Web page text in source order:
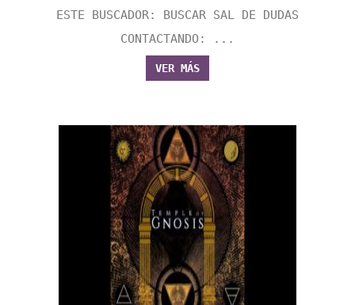
ESTE BUSCADOR: BUSCAR SAL DE DUDAS
CONTACTANDO: ...
VER MÁS